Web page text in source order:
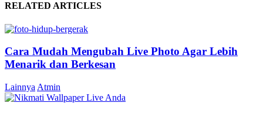
RELATED ARTICLES
Cara Mudah Mengubah Live Photo Agar Lebih
Menarik dan Berkesan
Lainnya Atmin